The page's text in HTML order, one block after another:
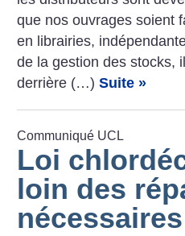
que nos ouvrages soient
en librairies,
de la gestion des stocks,
derrière (…)Suite »
Communiqué UCL
Loi
loin des
nécessaires